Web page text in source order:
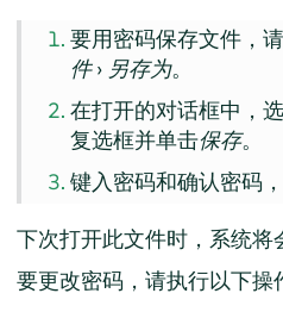
要用密码保存文件，
件› 另存为。
在打开的对话框中，
复选框并单击保存。
键入密码和确认密码
下次打开此文件时，系统将
要更改密码，请执行以下操